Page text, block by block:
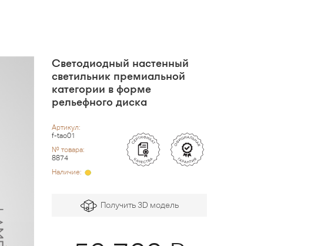
Светодиодный настенный
светильник премиальной
категории в форме
рельефного диска
Артикул:
f-tao01
№ товара:
8874
Наличие:
Получить 3D модель